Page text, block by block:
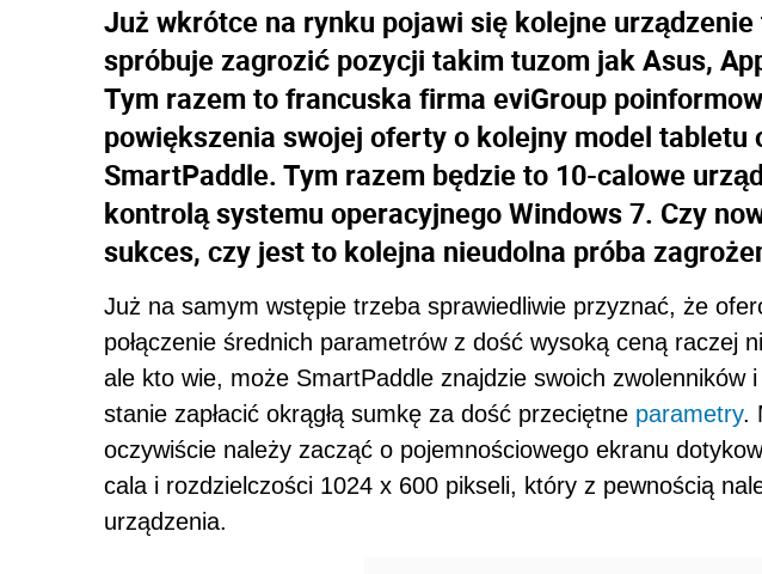
Już wkrótce na rynku pojawi się kolejne
spróbuje zagrozić pozycji takim tuzom jak Asus,
Tym razem to francuska firma eviGroup
powiększenia swojej oferty o kolejny model tabletu
SmartPaddle. Tym razem będzie to 10-calowe
kontrolą systemu operacyjnego Windows 7. Czy
sukces, czy jest to kolejna nieudolna próba
Już na samym wstępie trzeba sprawiedliwie przyznać, że
połączenie średnich parametrów z dość wysoką ceną raczej
ale kto wie, może SmartPaddle znajdzie swoich zwolenników
stanie zapłacić okrągłą sumkę za dość przeciętne parametry.
oczywiście należy zacząć o pojemnościowego ekranu
cala i rozdzielczości 1024 x 600 pikseli, który z pewnością
urządzenia.